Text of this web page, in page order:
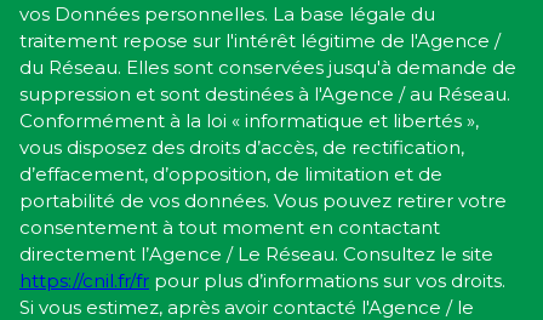
vos Données personnelles. La base légale du
traitement repose sur l'intérêt légitime de l'Agence /
du Réseau. Elles sont conservées jusqu'à demande de
suppression et sont destinées à l'Agence / au Réseau.
Conformément à la loi « informatique et libertés »,
vous disposez des droits d’accès, de rectification,
d’effacement, d’opposition, de limitation et de
portabilité de vos données. Vous pouvez retirer votre
consentement à tout moment en contactant
directement l’Agence / Le Réseau. Consultez le site
https://cnil.fr/fr pour plus d’informations sur vos droits.
Si vous estimez, après avoir contacté l'Agence / le